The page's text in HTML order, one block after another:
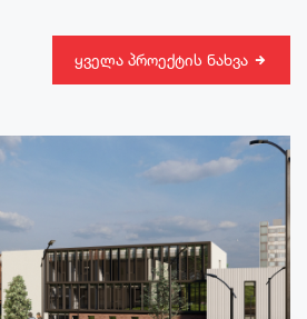
ყველა პროექტის ნახვა